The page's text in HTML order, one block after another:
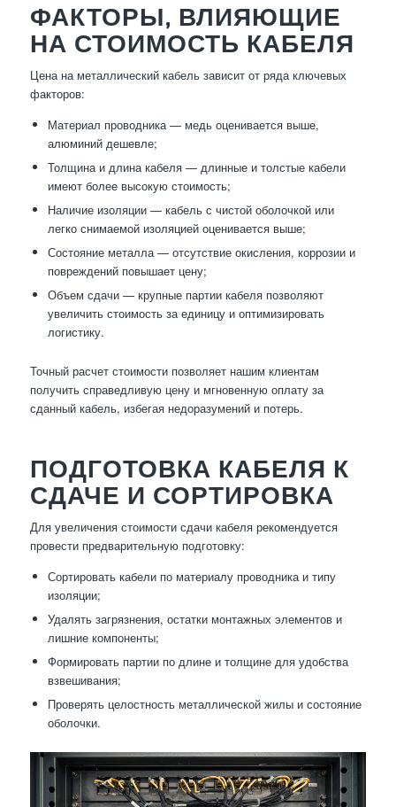
ФАКТОРЫ, ВЛИЯЮЩИЕ
НА СТОИМОСТЬ КАБЕЛЯ
Цена на металлический кабель зависит от ряда ключевых
факторов:
Материал проводника — медь оценивается выше,
алюминий дешевле;
Толщина и длина кабеля — длинные и толстые кабели
имеют более высокую стоимость;
Наличие изоляции — кабель с чистой оболочкой или
легко снимаемой изоляцией оценивается выше;
Состояние металла — отсутствие окисления, коррозии и
повреждений повышает цену;
Объем сдачи — крупные партии кабеля позволяют
увеличить стоимость за единицу и оптимизировать
логистику.
Точный расчет стоимости позволяет нашим клиентам
получить справедливую цену и мгновенную оплату за
сданный кабель, избегая недоразумений и потерь.
ПОДГОТОВКА КАБЕЛЯ К
СДАЧЕ И СОРТИРОВКА
Для увеличения стоимости сдачи кабеля рекомендуется
провести предварительную подготовку:
Сортировать кабели по материалу проводника и типу
изоляции;
Удалять загрязнения, остатки монтажных элементов и
лишние компоненты;
Формировать партии по длине и толщине для удобства
взвешивания;
Проверять целостность металлической жилы и состояние
оболочки.